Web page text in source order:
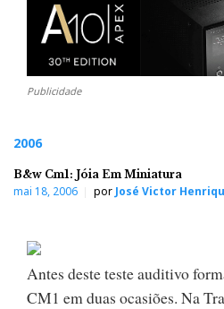
Publicidade
2006
B&w Cm1: Jóia Em Miniatura
mai 18, 2006 por José Victor
Antes deste teste auditivo
CM1 em duas ocasiões. Na